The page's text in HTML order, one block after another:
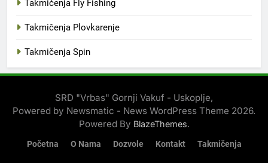
Takmičenja Fly Fishing
Takmičenja Plovkarenje
Takmičenja Spin
SRD "Vrbas" Gornji Vakuf - Uskoplje,
Powered by Newsmatic - News WordPress Theme 2026.
Powered By BlazeThemes.
Početna O Nama Dozvole Kontakt Takmičenja